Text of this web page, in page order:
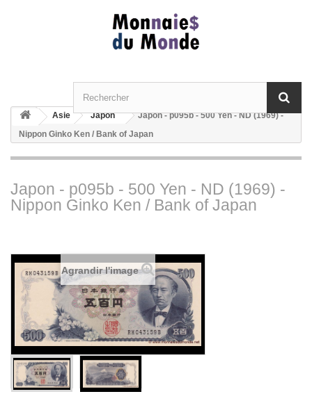
Asie Japon
Japon - p095b - 500 Yen - ND (1969) -
Nippon Ginko Ken / Bank of Japan
Japon - p095b - 500 Yen - ND (1969) -
Nippon Ginko Ken / Bank of Japan
Agrandir l'image